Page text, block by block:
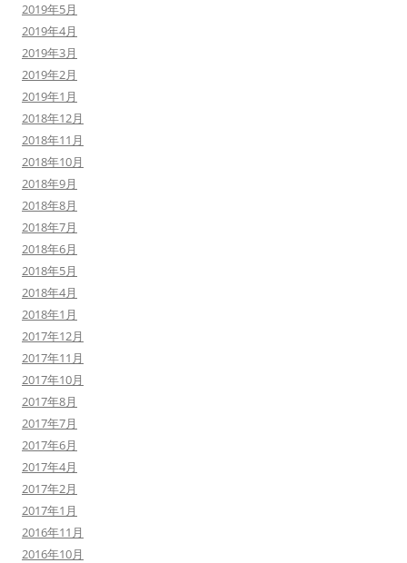
2019年5月
2019年4月
2019年3月
2019年2月
2019年1月
2018年12月
2018年11月
2018年10月
2018年9月
2018年8月
2018年7月
2018年6月
2018年5月
2018年4月
2018年1月
2017年12月
2017年11月
2017年10月
2017年8月
2017年7月
2017年6月
2017年4月
2017年2月
2017年1月
2016年11月
2016年10月